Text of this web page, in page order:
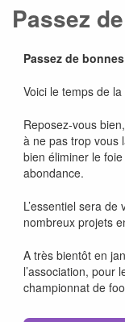
Passez
Passez de
Voici le temps de
Reposez-vous
à ne pas trop vous
bien éliminer le
abondance.
L’essentiel sera
nombreux projets
A très bientôt en
l’association, pour
championnat de